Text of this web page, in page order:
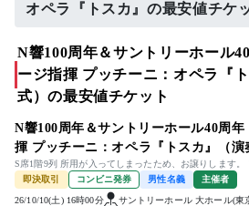
オペラ『トスカ』の最安値チケ
N響100周年＆サントリーホール
ージ指揮 プッチーニ：オペラ『
式）の最安値チケット
N響100周年＆サントリーホール40周
揮 プッチーニ：オペラ『トスカ』（演
S席1階9列 所用が入ってしまったため、お譲りします。
即決取引
コンビニ発券 男性名義 主催者
26/10/10(土) 16時00分 サントリーホール 大ホール(東